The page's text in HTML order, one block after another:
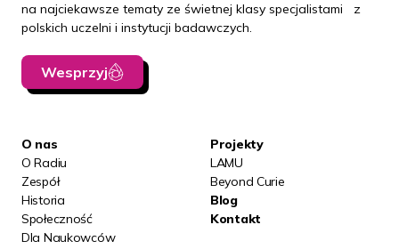
na najciekawsze tematy ze świetnej klasy specjalistami z
polskich uczelni i instytucji badawczych.
Wesprzyj
O nas
O Radiu
Zespół
Historia
Społeczność
Dla Naukowców
Projekty
LAMU
Beyond Curie
Blog
Kontakt